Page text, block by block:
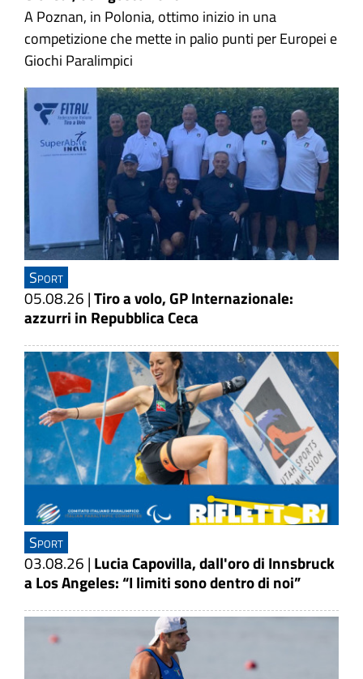
A Poznan, in Polonia, ottimo inizio in una
competizione che mette in palio punti per Europei e
Giochi Paralimpici
Sport
05.08.26 |Tiro a volo, GP Internazionale:
azzurri in Repubblica Ceca
Sport
03.08.26 | Lucia Capovilla, dall'oro di Innsbruck
a Los Angeles: “I limiti sono dentro di noi”